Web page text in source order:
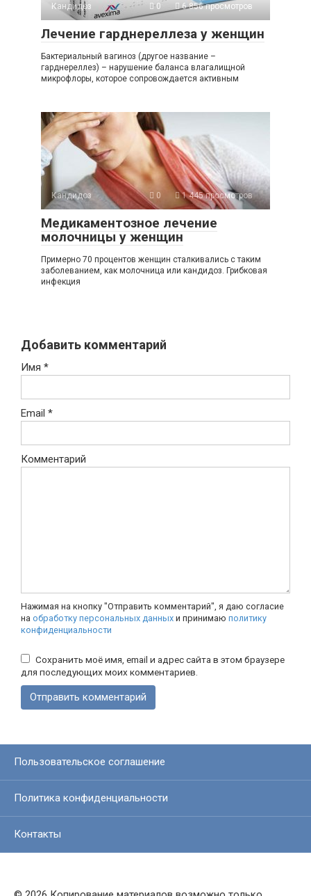
Кандидоз 0 6 856 просмотров
Лечение гарднереллеза у женщин
Бактериальный вагиноз (другое название –
гарднереллез) – нарушение баланса влагалищной
микрофлоры, которое сопровождается активным
Кандидоз 0 1 445 просмотров
Медикаментозное лечение
молочницы у женщин
Примерно 70 процентов женщин сталкивались с таким
заболеванием, как молочница или кандидоз. Грибковая
инфекция
Добавить комментарий
Имя *
Email *
Комментарий
Нажимая на кнопку "Отправить комментарий", я даю согласие
на обработку персональных данных и принимаю политику
конфиденциальности
Сохранить моё имя, email и адрес сайта в этом браузере
для последующих моих комментариев.
Пользовательское соглашение
Политика конфиденциальности
Контакты